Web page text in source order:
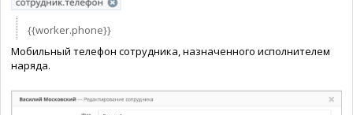
{{worker.phone}}
Мобильный телефон сотрудника, назначенного исполнителем
наряда.